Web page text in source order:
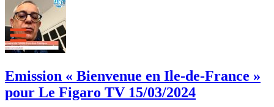
Emission « Bienvenue en Ile-de-France »
pour Le Figaro TV 15/03/2024